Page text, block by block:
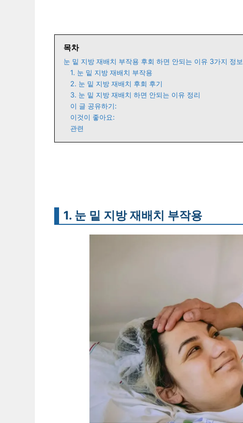
목차
눈 밑 지방 재배치 부작용 후회 하면 안되는 이유 3가지 정보
1. 눈 밑 지방 재배치 부작용
2. 눈 밑 지방 재배치 후회 후기
3. 눈 밑 지방 재배치 하면 안되는 이유 정리
이 글 공유하기:
이것이 좋아요:
관련
1. 눈 밑 지방 재배치 부작용